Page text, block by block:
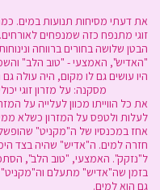
את דעתי מסיחות תנועות במים.
זוגי מתנפח כזה
הבטן שלושה בחורים ברווחה
"האדיש", האמצעי - "טוב הלב"
היו עושים גם לו מקום, היה
מסקנה: על מזרון זוגי
את כל הווייתו מכוון לעלייה על
לעלות ולטפס על המזרון כשלא ממש
אחז במכנסיו של ה"מקניט"
חזרה למים. ה"אדיש" שהיה בצד
ל"נזקק". האמצעי, "טוב הלב",
בזמן שה"אדיש" מתעלם וה"מקניט"
גם הוא למים.